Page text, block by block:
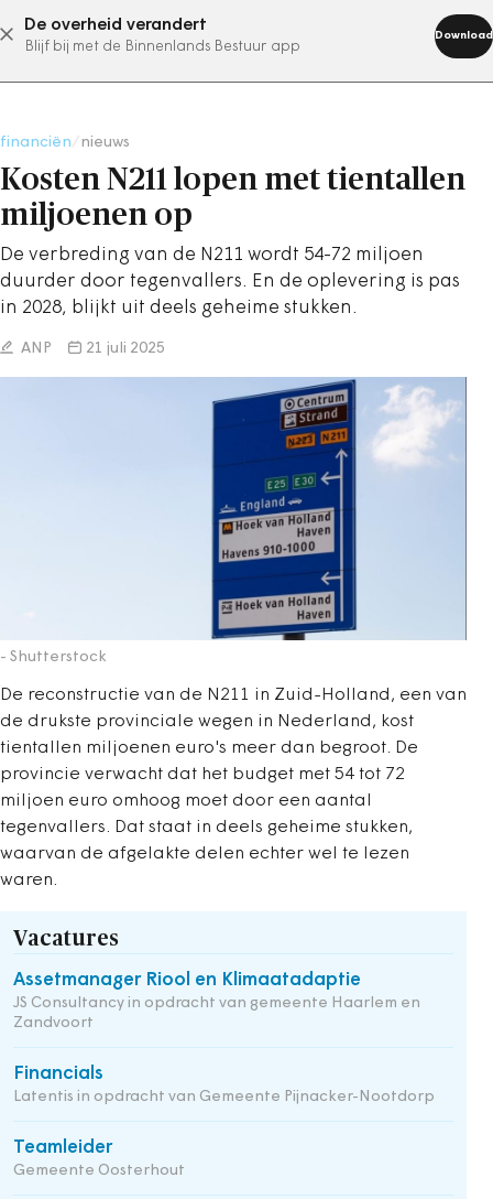
De overheid verandert
Blijf bij met de Binnenlands Bestuur app
Download
abonneer nu
financiën nieuws
Kosten N211 lopen met tientallen
miljoenen op
De verbreding van de N211 wordt 54-72 miljoen
duurder door tegenvallers. En de oplevering is pas
in 2028, blijkt uit deels geheime stukken.
ANP 21 juli 2025
- Shutterstock
De reconstructie van de N211 in Zuid-Holland, een van
de drukste provinciale wegen in Nederland, kost
tientallen miljoenen euro's meer dan begroot. De
provincie verwacht dat het budget met 54 tot 72
miljoen euro omhoog moet door een aantal
tegenvallers. Dat staat in deels geheime stukken,
waarvan de afgelakte delen echter wel te lezen
waren.
Vacatures
Assetmanager Riool en Klimaatadaptie
JS Consultancy in opdracht van gemeente Haarlem en
Zandvoort
Financials
Latentis in opdracht van Gemeente Pijnacker-Nootdorp
Teamleider
Gemeente Oosterhout